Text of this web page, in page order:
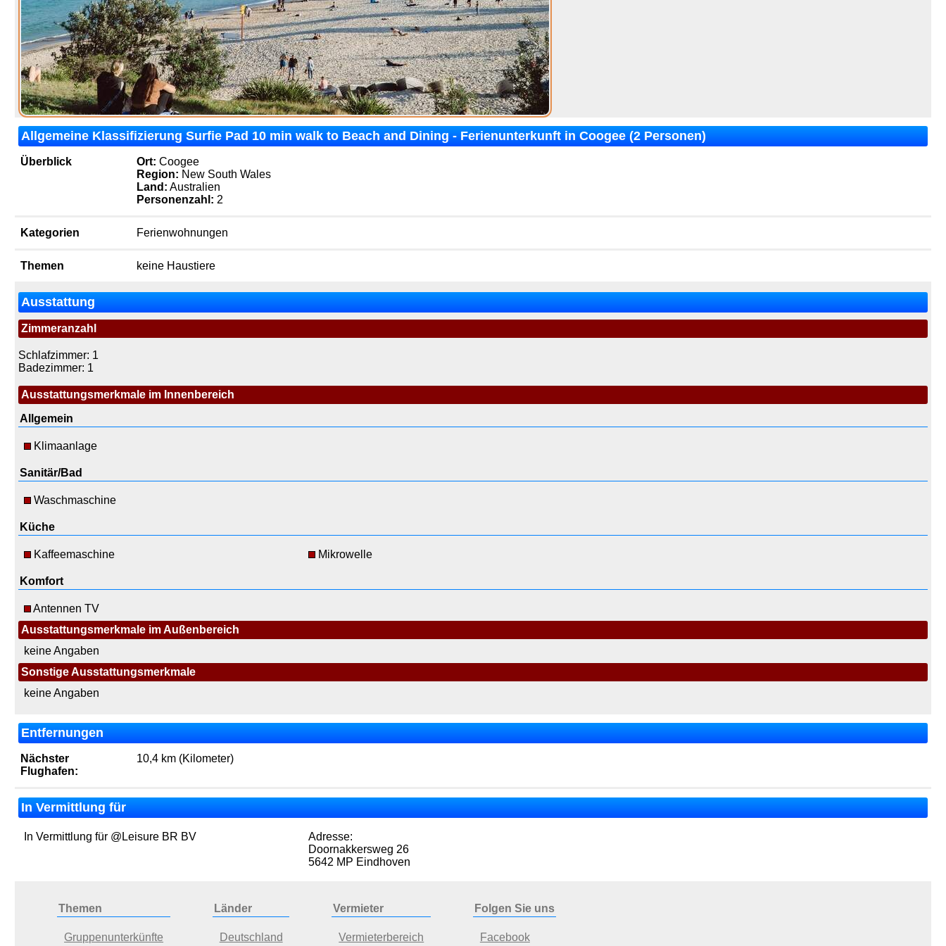
Allgemeine Klassifizierung Surfie Pad 10 min walk to Beach and Dining - Ferienunterkunft in Coogee (2 Personen)
Überblick Ort: Coogee
Region: New South Wales
Land: Australien
Personenzahl: 2
Kategorien Ferienwohnungen
Themen keine Haustiere
Ausstattung
Zimmeranzahl
Schlafzimmer: 1
Badezimmer: 1
Ausstattungsmerkmale im Innenbereich
Allgemein
Klimaanlage
Sanitär/Bad
Waschmaschine
Küche
Kaffeemaschine Mikrowelle
Komfort
Antennen TV
Ausstattungsmerkmale im Außenbereich
keine Angaben
Sonstige Ausstattungsmerkmale
keine Angaben
Entfernungen
Nächster
Flughafen:
10,4 km (Kilometer)
In Vermittlung für
In Vermittlung für @Leisure BR BV
Adresse:
Doornakkersweg 26
5642 MP Eindhoven
Themen
Gruppenunterkünfte
Länder
Deutschland
Vermieter
Vermieterbereich
Folgen Sie uns
Facebook